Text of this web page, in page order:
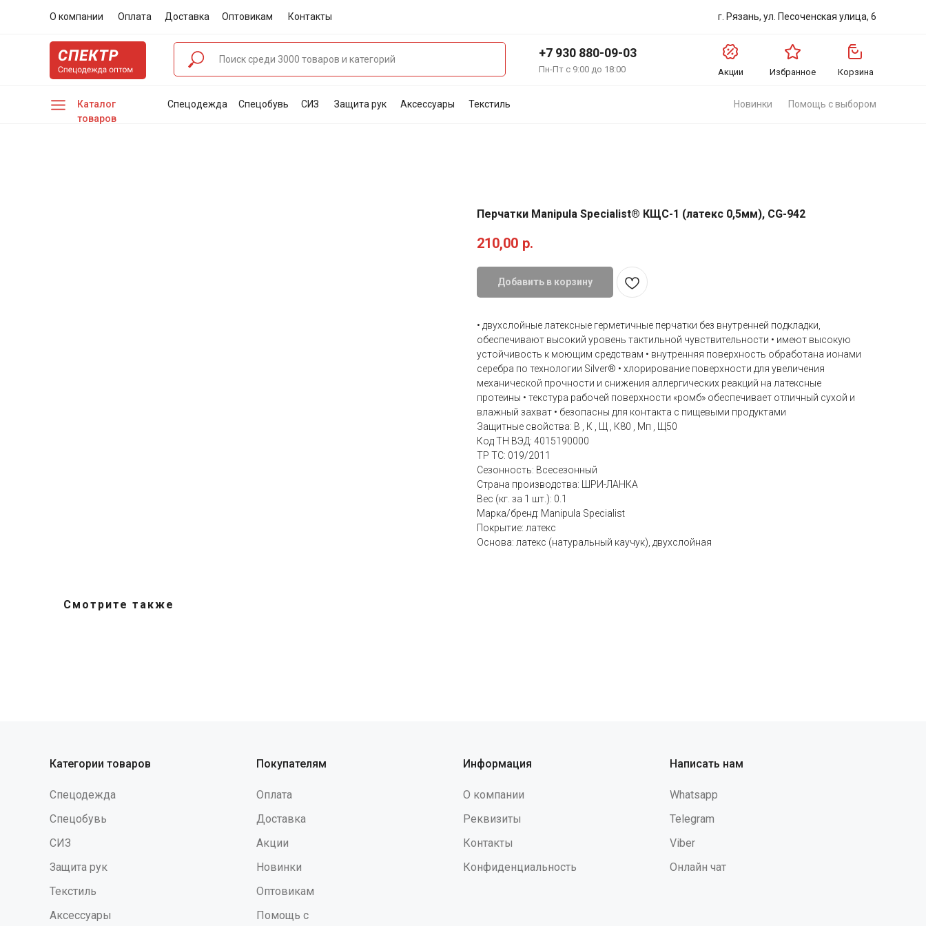
О компании Оплата Доставка Оптовикам Контакты г. Рязань, ул. Песоченская улица, 6
+7 930 880-09-03
Пн-Пт с 9:00 до 18:00 Акции Избранное Корзина
Каталог
товаров
Спецодежда Спецобувь СИЗ Защита рук Аксессуары Помощь с выбором
Новинки
Текстиль
Перчатки Manipula Specialist® КЩС-1 (латекс 0,5мм), CG-942
210,00 р.
Добавить в корзину
• двухслойные латексные герметичные перчатки без внутренней подкладки,
обеспечивают высокий уровень тактильной чувствительности • имеют высокую
устойчивость к моющим средствам • внутренняя поверхность обработана ионами
серебра по технологии Silver® • хлорирование поверхности для увеличения
механической прочности и снижения аллергических реакций на латексные
протеины • текстура рабочей поверхности «ромб» обеспечивает отличный сухой и
влажный захват • безопасны для контакта с пищевыми продуктами
Защитные свойства: В , К , Щ , К80 , Мп , Щ50
Код ТН ВЭД: 4015190000
ТР ТС: 019/2011
Сезонность: Всесезонный
Страна производства: ШРИ-ЛАНКА
Вес (кг. за 1 шт.): 0.1
Марка/бренд: Manipula Specialist
Покрытие: латекс
Основа: латекс (натуральный каучук), двухслойная
Смотрите также
Категории товаров
Спецодежда
Спецобувь
СИЗ
Защита рук
Текстиль
Аксессуары
Покупателям
Оплата
Доставка
Новинки
Оптовикам
Помощь с
Акции
Информация
О компании
Реквизиты
Конфиденциальность
Контакты
Написать нам
Whatsapp
Telegram
Онлайн чат
Viber